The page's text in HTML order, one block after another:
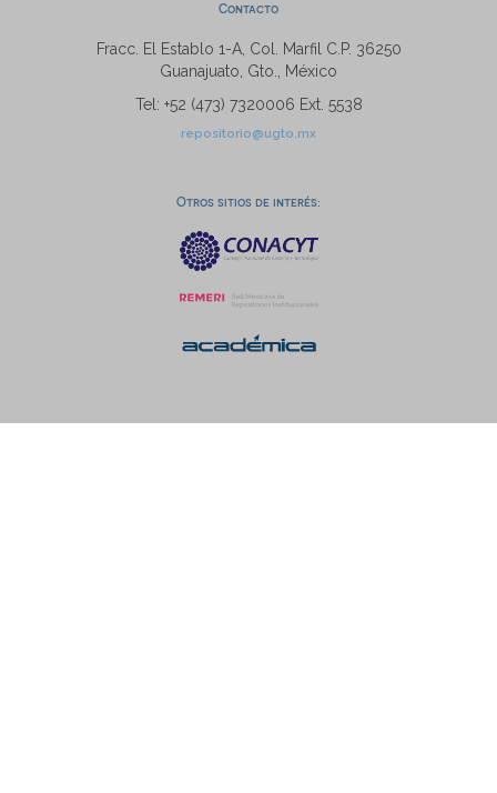
Contacto
Fracc. El Establo 1-A, Col. Marfil C.P. 36250
Guanajuato, Gto., México
Tel: +52 (473) 7320006 Ext. 5538
repositorio@ugto.mx
Otros sitios de interés: